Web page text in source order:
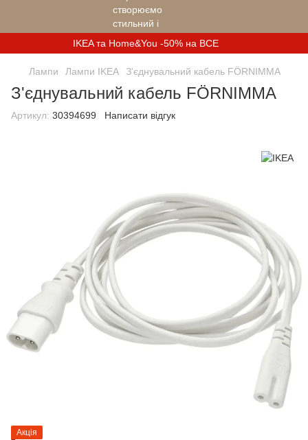
IKEA та Home&You -50% на ВСЕ
Лампи Лампи IKEA З'єднувальний кабель FÖRNIMMA
З'єднувальний кабель FÖRNIMMA
Артикул: 30394699 Написати відгук
Акція